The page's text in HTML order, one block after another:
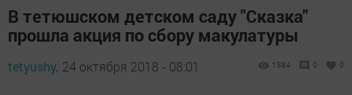
В тетюшском детском саду "Сказка"
прошла акция по сбору макулатуры
tetyushy, 24 октября 2018 - 08:01 1384 0 0